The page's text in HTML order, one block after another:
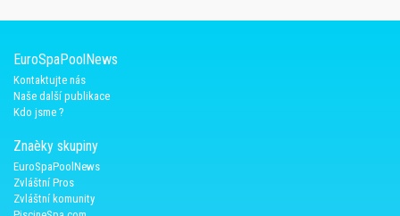
EuroSpaPoolNews
Kontaktujte nás
Naše další publikace
Kdo jsme ?
Znaèky skupiny
EuroSpaPoolNews
Zvláštní Pros
Zvláštní komunity